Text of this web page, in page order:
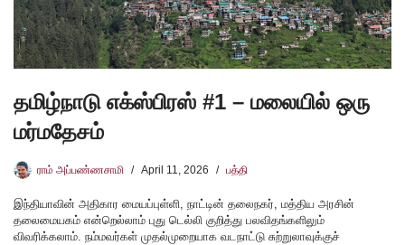
தமிழ்நாடு எக்ஸ்பிரஸ் #1 – மலையில் ஒரு
மர்மதேசம்
ராம் அப்பண்ணசாமி April 11, 2026 பத்தி
இந்தியாவின் அதிகார மையப்புள்ளி, நாட்டின் தலைநகர், மத்திய அரசின்
தலைமையகம் என்றெல்லாம் புது டெல்லி குறித்து பலவிதங்களிலும்
விவரிக்கலாம். நம்மவர்கள் முதல்முறையாக வடநாட்டு சுற்றுலாவுக்குச்